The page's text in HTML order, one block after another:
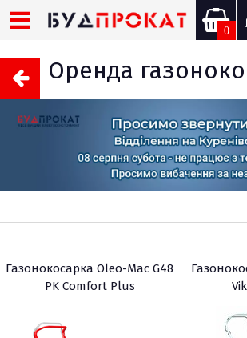
0
Оренда
Газонокосарка Oleo-Mac G48
PK Comfort Plus